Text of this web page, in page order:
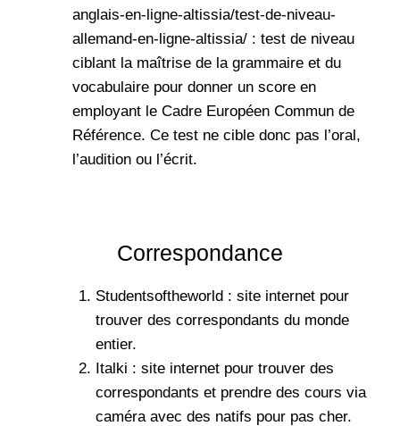
anglais-en-ligne-altissia/test-de-niveau-
allemand-en-ligne-altissia/ : test de niveau
ciblant la maîtrise de la grammaire et du
vocabulaire pour donner un score en
employant le Cadre Européen Commun de
Référence. Ce test ne cible donc pas l’oral,
l’audition ou l’écrit.
Correspondance
Studentsoftheworld : site internet pour
trouver des correspondants du monde
entier.
Italki : site internet pour trouver des
correspondants et prendre des cours via
caméra avec des natifs pour pas cher.